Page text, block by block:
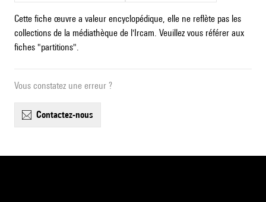
Cette fiche œuvre a valeur encyclopédique, elle ne reflète pas les
collections de la médiathèque de l'Ircam. Veuillez vous référer aux
fiches "partitions".
Vous constatez une erreur ?
contactez-nous